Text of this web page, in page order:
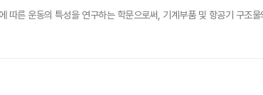
따른 운동의 특성을 연구하는 학문으로써, 기계부품 및 항공기 구조